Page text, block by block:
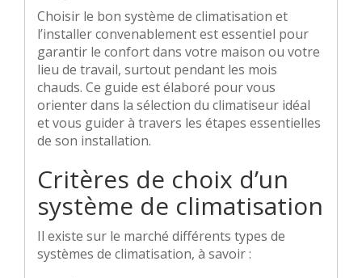
Choisir le bon système de climatisation et
l’installer convenablement est essentiel pour
garantir le confort dans votre maison ou votre
lieu de travail, surtout pendant les mois
chauds. Ce guide est élaboré pour vous
orienter dans la sélection du climatiseur idéal
et vous guider à travers les étapes essentielles
de son installation.
Critères de choix d’un
système de climatisation
Il existe sur le marché différents types de
systèmes de climatisation, à savoir :